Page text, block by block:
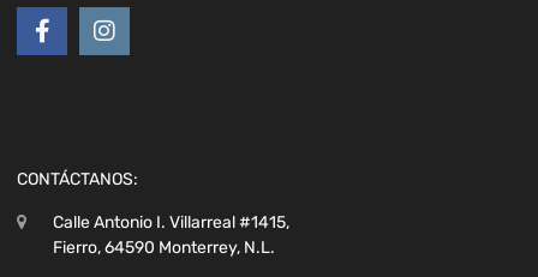
CONTÁCTANOS:
Calle Antonio I. Villarreal #1415,
Fierro, 64590 Monterrey, N.L.